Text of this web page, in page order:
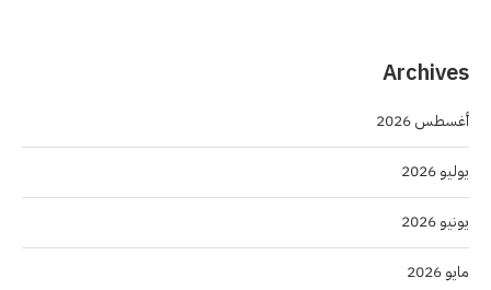
Archives
أغسطس 2026
يوليو 2026
يونيو 2026
مايو 2026